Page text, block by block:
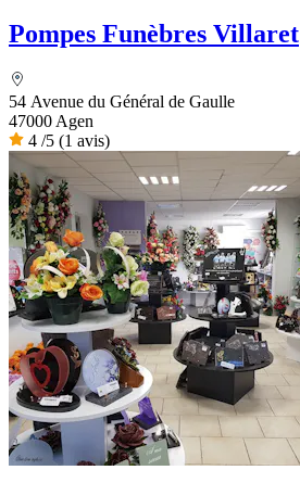
Pompes Funèbres Villaret
54 Avenue du Général de Gaulle
47000 Agen
4 /5 (1 avis)